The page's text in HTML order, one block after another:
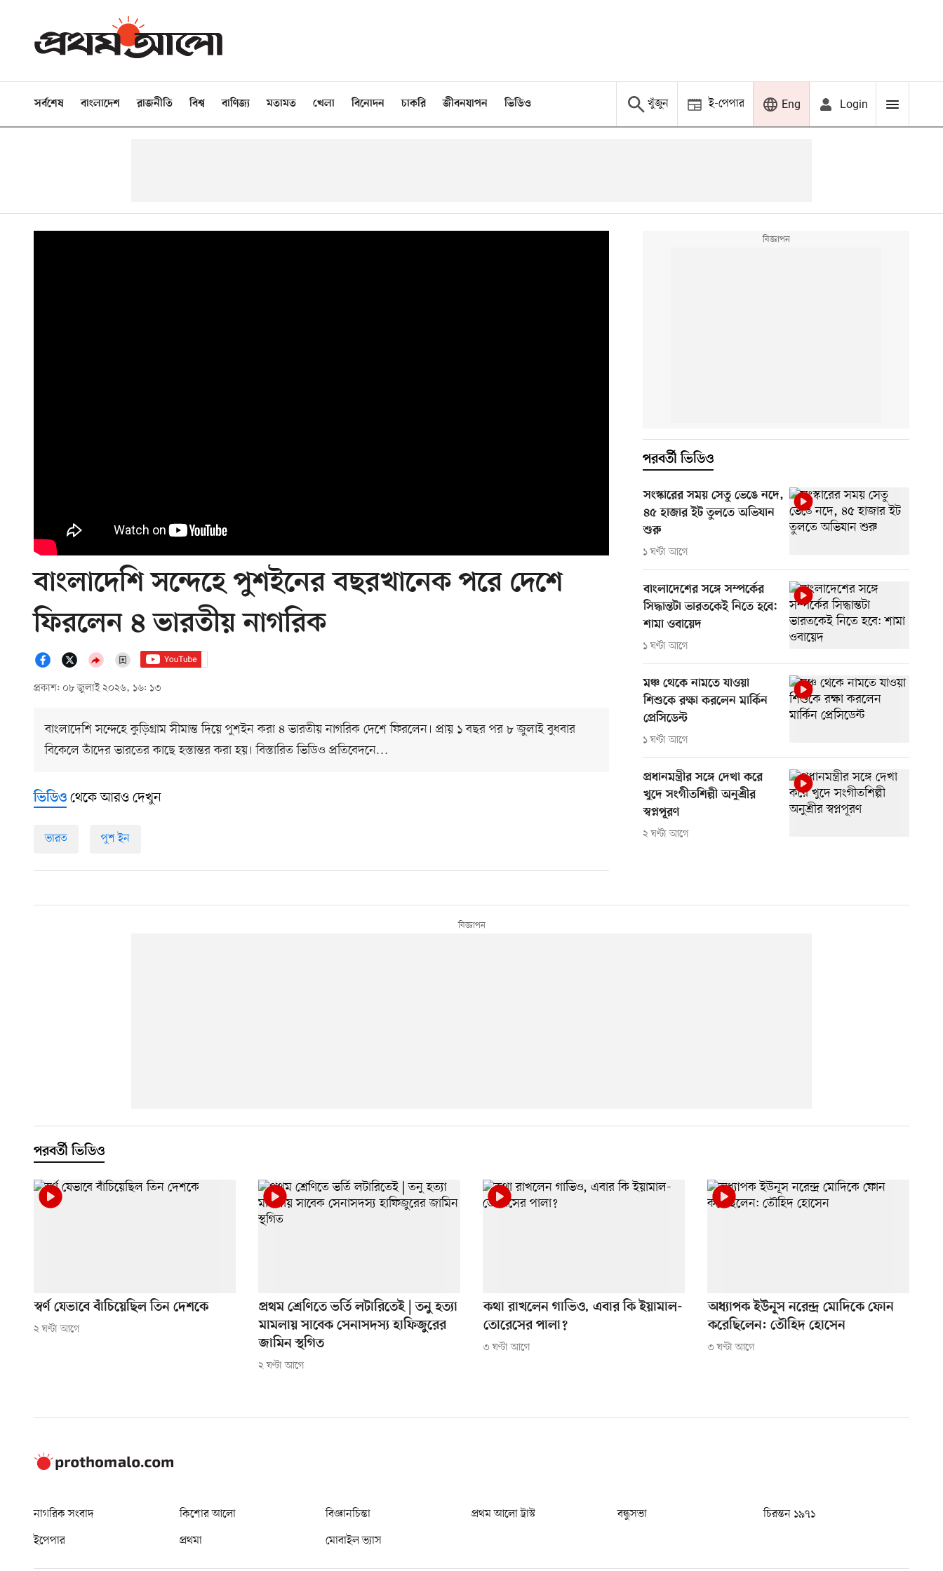
সর্বশেষ বাংলাদেশ রাজনীতি বিশ্ব বাণিজ্য মতামত খেলা বিনোদন চাকরি জীবনযাপন ভিডিও খুঁজুন ই-পেপার Eng Login
বাংলাদেশি সন্দেহে পুশইনের বছরখানেক পরে দেশে
ফিরলেন ৪ ভারতীয় নাগরিক
প্রকাশ: ০৮ জুলাই ২০২৬, ১৬: ১৩
বাংলাদেশি সন্দেহে কুড়িগ্রাম সীমান্ত দিয়ে পুশইন করা ৪ ভারতীয় নাগরিক দেশে ফিরলেন। প্রায় ১ বছর পর ৮ জুলাই বুধবার
বিকেলে তাঁদের ভারতের কাছে হস্তান্তর করা হয়। বিস্তারিত ভিডিও প্রতিবেদনে…
পরবর্তী ভিডিও
সংস্কারের সময় সেতু ভেঙে নদে,
৪৫ হাজার ইট তুলতে অভিযান
শুরু
১ ঘণ্টা আগে
বাংলাদেশের সঙ্গে সম্পর্কের
সিদ্ধান্তটা ভারতকেই নিতে হবে:
শামা ওবায়েদ
১ ঘণ্টা আগে
মঞ্চ থেকে নামতে যাওয়া
শিশুকে রক্ষা করলেন মার্কিন
প্রেসিডেন্ট
১ ঘণ্টা আগে
প্রধানমন্ত্রীর সঙ্গে দেখা করে
খুদে সংগীতশিল্পী অনুশ্রীর
স্বপ্নপূরণ
২ ঘণ্টা আগে
ভিডিও থেকে আরও দেখুন
ভারত পুশ ইন
পরবর্তী ভিডিও
স্বর্ণ যেভাবে বাঁচিয়েছিল তিন দেশকে
২ ঘণ্টা আগে
প্রথম শ্রেণিতে ভর্তি লটারিতেই | তনু হত্যা
মামলায় সাবেক সেনাসদস্য হাফিজুরের
জামিন স্থগিত
২ ঘণ্টা আগে
কথা রাখলেন গাভিও, এবার কি ইয়ামাল-
তোরেসের পালা?
৩ ঘণ্টা আগে
অধ্যাপক ইউনূস নরেন্দ্র মোদিকে ফোন
করেছিলেন: তৌহিদ হোসেন
৩ ঘণ্টা আগে
নাগরিক সংবাদ কিশোর আলো বিজ্ঞানচিন্তা প্রথম আলো ট্রাস্ট বন্ধুসভা
চিরন্তন ১৯৭১
ইপেপার
প্রথমা মোবাইল ভ্যাস